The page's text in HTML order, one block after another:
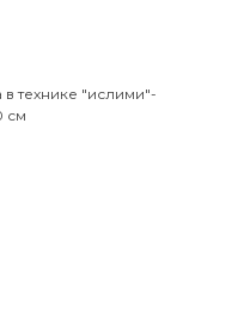
технике "ислими"-
см